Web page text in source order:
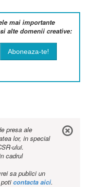
mai importante
alte domenii creative:
presa ale
lor, in special
ului.
cadrul
sa publici un
contacta aici.